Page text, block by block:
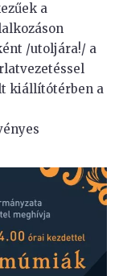
a
/utoljára!/ a
kiállítótérben a